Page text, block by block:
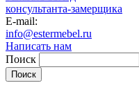
консультанта-замерщика
E-mail:
info@estermebel.ru
Написать нам
Поиск